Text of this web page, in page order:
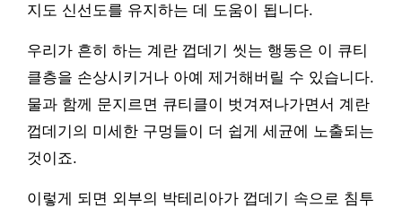
지도 신선도를 유지하는 데 도움이 됩니다.
우리가 흔히 하는 계란 껍데기 씻는 행동은 이 큐티
클층을 손상시키거나 아예 제거해버릴 수 있습니다.
물과 함께 문지르면 큐티클이 벗겨져나가면서 계란
껍데기의 미세한 구멍들이 더 쉽게 세균에 노출되는
것이죠.
이렇게 되면 외부의 박테리아가 껍데기 속으로 침투